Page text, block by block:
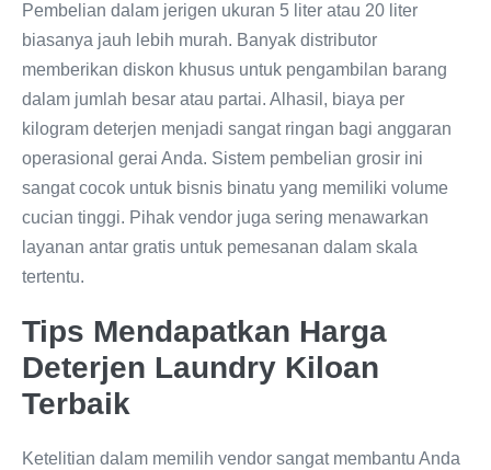
Pembelian dalam jerigen ukuran 5 liter atau 20 liter
biasanya jauh lebih murah. Banyak distributor
memberikan diskon khusus untuk pengambilan barang
dalam jumlah besar atau partai. Alhasil, biaya per
kilogram deterjen menjadi sangat ringan bagi anggaran
operasional gerai Anda. Sistem pembelian grosir ini
sangat cocok untuk bisnis binatu yang memiliki volume
cucian tinggi. Pihak vendor juga sering menawarkan
layanan antar gratis untuk pemesanan dalam skala
tertentu.
Tips Mendapatkan Harga
Deterjen Laundry Kiloan
Terbaik
Ketelitian dalam memilih vendor sangat membantu Anda